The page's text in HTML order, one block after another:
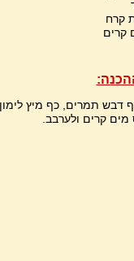
קרים
דבש תמרים, כף מיץ
מים קרים ולערבב.